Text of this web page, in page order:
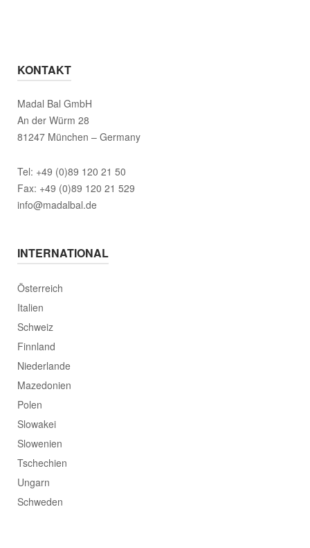
KONTAKT
Madal Bal GmbH
An der Würm 28
81247 München – Germany
Tel: +49 (0)89 120 21 50
Fax: +49 (0)89 120 21 529
info@madalbal.de
INTERNATIONAL
Österreich
Italien
Schweiz
Finnland
Niederlande
Mazedonien
Polen
Slowakei
Slowenien
Tschechien
Ungarn
Schweden